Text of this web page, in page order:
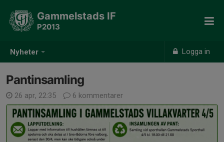
Nyheter Logga in
Gammelstads IF
P2013
Pantinsamling
26 apr, 22:35 6 kommentarer